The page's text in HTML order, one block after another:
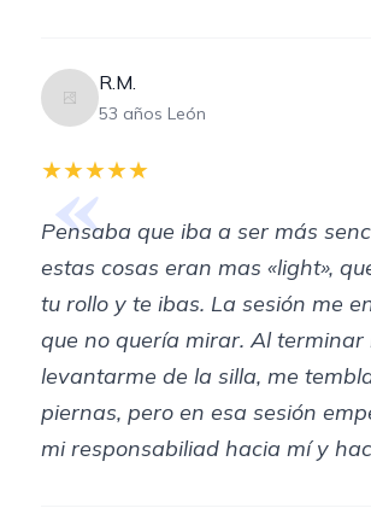
R.M.
53 años León
«
★★★★★
Pensaba que iba a ser más
estas cosas eran mas «light»,
tu rollo y te ibas. La sesión me
que no quería mirar. Al terminar
levantarme de la silla, me
piernas, pero en esa sesión
mi responsabiliad hacia mí y